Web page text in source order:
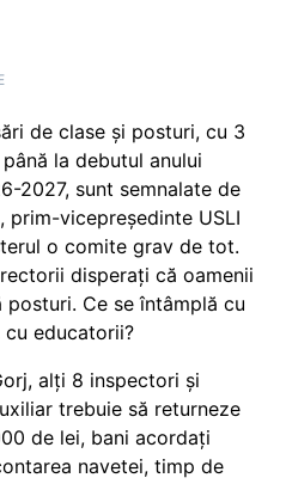
de clase și posturi, cu 3
la debutul anului
2027, sunt semnalate de
prim-vicepreședinte USLI
o comite grav de tot.
disperați că oamenii
posturi. Ce se întâmplă cu
educatorii?
alți 8 inspectori și
trebuie să returneze
de lei, bani acordați
navetei, timp de